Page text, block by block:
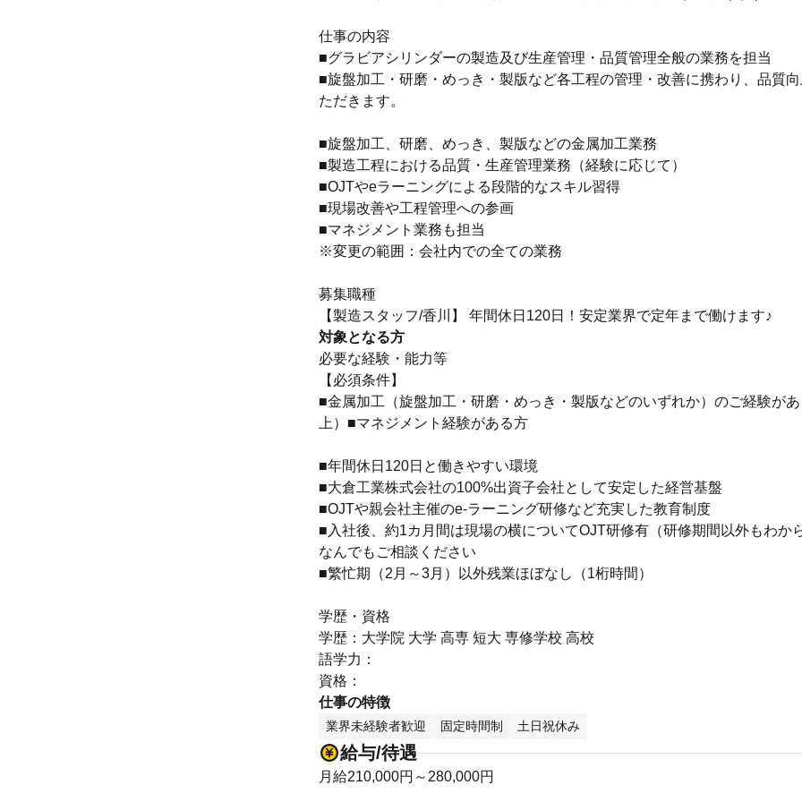
仕事の内容
■グラビアシリンダーの製造及び生産管理・品質管理全般の業務を担当
■旋盤加工・研磨・めっき・製版など各工程の管理・改善に携わり、品質
ただきます。
■旋盤加工、研磨、めっき、製版などの金属加工業務
■製造工程における品質・生産管理業務（経験に応じて）
■OJTやeラーニングによる段階的なスキル習得
■現場改善や工程管理への参画
■マネジメント業務も担当
※変更の範囲：会社内での全ての業務
募集職種
【製造スタッフ/香川】 年間休日120日！安定業界で定年まで働けます♪
対象となる方
必要な経験・能力等
【必須条件】
■金属加工（旋盤加工・研磨・めっき・製版などのいずれか）のご経験が
上）■マネジメント経験がある方
■年間休日120日と働きやすい環境
■大倉工業株式会社の100%出資子会社として安定した経営基盤
■OJTや親会社主催のe-ラーニング研修など充実した教育制度
■入社後、約1カ月間は現場の横についてOJT研修有（研修期間以外もわか
なんでもご相談ください
■繁忙期（2月～3月）以外残業ほぼなし（1桁時間）
学歴・資格
学歴：大学院 大学 高専 短大 専修学校 高校
語学力：
資格：
仕事の特徴
業界未経験者歓迎 固定時間制 土日祝休み
給与/待遇
月給210,000円～280,000円